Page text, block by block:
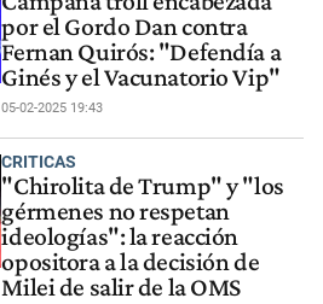
por el Gordo Dan contra
Fernan Quirós: "Defendía a
Ginés y el Vacunatorio Vip"
05-02-2025 19:43
CRITICAS
"Chirolita de Trump" y "los
gérmenes no respetan
ideologías": la reacción
opositora a la decisión de
Milei de salir de la OMS